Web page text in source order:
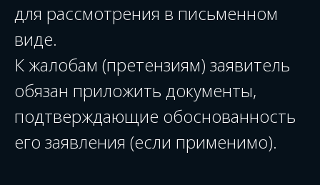
для рассмотрения в письменном
виде.
К жалобам (претензиям) заявитель
обязан приложить документы,
подтверждающие обоснованность
его заявления (если применимо).